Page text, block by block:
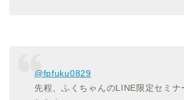
@fpfuku0829
先程、ふくちゃんのLINE限定セミナ